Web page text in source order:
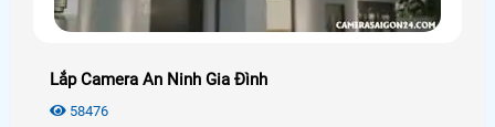
Lắp Camera An Ninh Gia Đình
58476